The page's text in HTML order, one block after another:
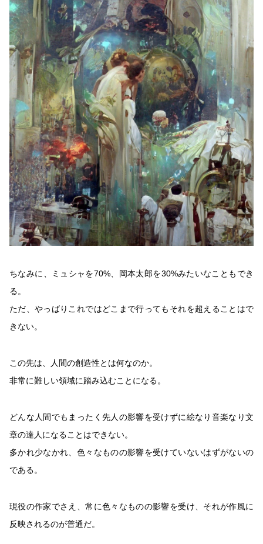
ちなみに、ミュシャを70%、岡本太郎を30%みたいなこともでき
る。
ただ、やっばりこれではどこまで行ってもそれを超えることはで
きない。
この先は、人間の創造性とは何なのか。
非常に難しい領域に踏み込むことになる。
どんな人間でもまったく先人の影響を受けずに絵なり音楽なり文
章の達人になることはできない。
多かれ少なかれ、色々なものの影響を受けていないはずがないの
である。
現役の作家でさえ、常に色々なものの影響を受け、それが作風に
反映されるのが普通だ。